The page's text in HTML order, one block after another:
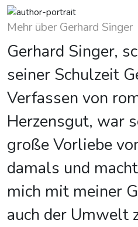
Mehr über Gerhard Singer
Gerhard Singer,
seiner Schulzeit
Verfassen von
Herzensgut, war
große Vorliebe
damals und
mich mit meiner
auch der Umwelt